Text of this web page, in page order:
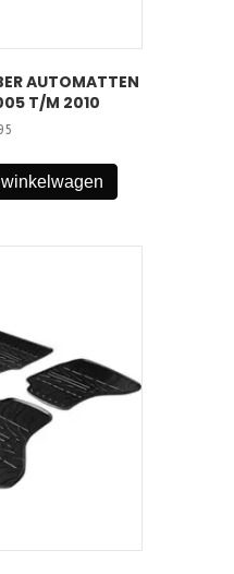
AUTOMATTEN
T/M 2010